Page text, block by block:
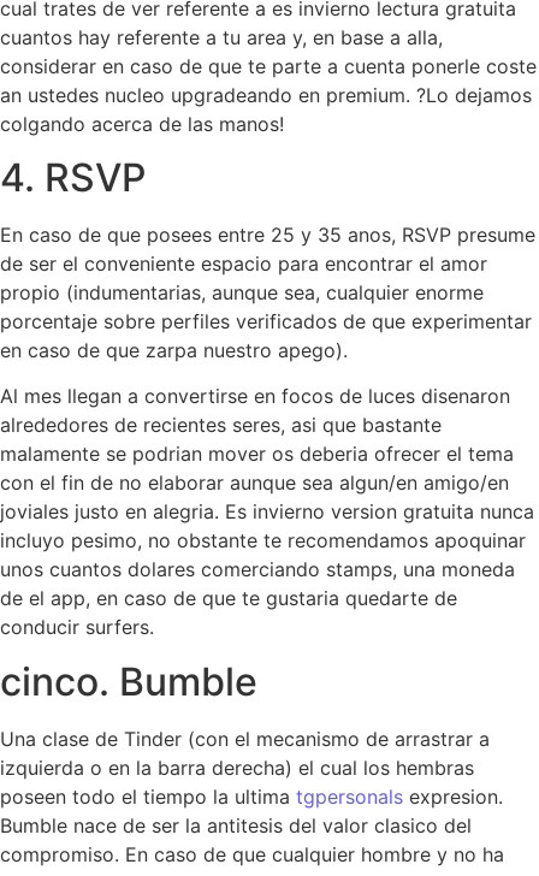
cual trates de ver referente a es invierno lectura gratuita
cuantos hay referente a tu area y, en base a alla,
considerar en caso de que te parte a cuenta ponerle coste
an ustedes nucleo upgradeando en premium. ?Lo dejamos
colgando acerca de las manos!
4. RSVP
En caso de que posees entre 25 y 35 anos, RSVP presume
de ser el conveniente espacio para encontrar el amor
propio (indumentarias, aunque sea, cualquier enorme
porcentaje sobre perfiles verificados de que experimentar
en caso de que zarpa nuestro apego).
Al mes llegan a convertirse en focos de luces disenaron
alrededores de recientes seres, asi que bastante
malamente se podri­an mover os deberia ofrecer el tema
con el fin de no elaborar aunque sea algun/en amigo/en
joviales justo en alegria. Es invierno version gratuita nunca
incluyo pesimo, no obstante te recomendamos apoquinar
unos cuantos dolares comerciando stamps, una moneda
de el app, en caso de que te gustaria quedarte de
conducir surfers.
cinco. Bumble
Una clase de Tinder (con el mecanismo de arrastrar a
izquierda o en la barra derecha) el cual los hembras
poseen todo el tiempo la ultima tgpersonals expresion.
Bumble nace de ser la antitesis del valor clasico del
compromiso. En caso de que cualquier hombre y no ha